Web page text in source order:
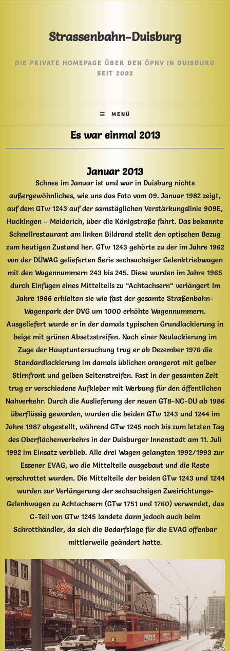
Strassenbahn-Duisburg
DIE PRIVATE HOMEPAGE ÜBER DEN ÖPNV IN DUISBURG
SEIT 2002
MENÜ
Es war einmal 2013
Januar 2013
Schnee im Januar ist und war in Duisburg nichts
außergewöhnliches, wie uns das Foto vom 09. Januar 1982 zeigt,
auf dem GTw 1243 auf der samstäglichen Verstärkungslinie 909E,
Huckingen – Meiderich, über die Königstraße fährt. Das bekannte
Schnellrestaurant am linken Bildrand stellt den optischen Bezug
zum heutigen Zustand her. GTw 1243 gehörte zu der im Jahre 1962
von der DÜWAG gelieferten Serie sechsachsiger Gelenktriebwagen
mit den Wagennummern 243 bis 245. Diese wurden im Jahre 1965
durch Einfügen eines Mittelteils zu “Achtachsern“ verlängert Im
Jahre 1966 erhielten sie wie fast der gesamte Straßenbahn-
Wagenpark der DVG um 1000 erhöhte Wagennummern.
Ausgeliefert wurde er in der damals typischen Grundlackierung in
beige mit grünen Absetzstreifen. Nach einer Neulackierung im
Zuge der Hauptuntersuchung trug er ab Dezember 1976 die
Standardlackierung im damals üblichen orangerot mit gelber
Stirnfront und gelben Seitenstreifen. Fast in der gesamten Zeit
trug er verschiedene Aufkleber mit Werbung für den öffentlichen
Nahverkehr. Durch die Auslieferung der neuen GT8-NC-DU ab 1986
überflüssig geworden, wurden die beiden GTw 1243 und 1244 im
Jahre 1987 abgestellt, während GTw 1245 noch bis zum letzten Tag
des Oberflächenverkehrs in der Duisburger Innenstadt am 11. Juli
1992 im Einsatz verblieb. Alle drei Wagen gelangten 1992/1993 zur
Essener EVAG, wo die Mittelteile ausgebaut und die Reste
verschrottet wurden. Die Mittelteile der beiden GTw 1243 und 1244
wurden zur Verlängerung der sechsachsigen Zweirichtungs-
Gelenkwagen zu Achtachsern (GTw 1751 und 1760) verwendet, das
C-Teil von GTw 1245 landete dann jedoch auch beim
Schrotthändler, da sich die Bedarfslage für die EVAG offenbar
mittlerweile geändert hatte.